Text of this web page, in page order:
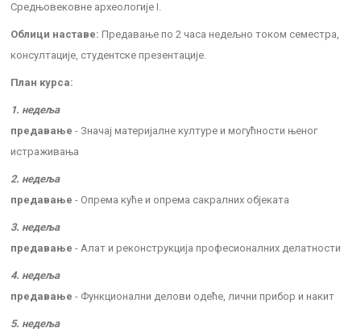
Средњовековне археологије I.
Облици наставе: Предавање по 2 часа недељно током семестра,
консултације, студентске презентације.
План курса:
1. недеља
предавање - Значај материјалне културе и могућности њеног
истраживања
2. недеља
предавање - Опрема куће и опрема сакралних објеката
3. недеља
предавање - Алат и реконструкција професионалних делатности
4. недеља
предавање - Функционални делови одеће, лични прибор и накит
5. недеља